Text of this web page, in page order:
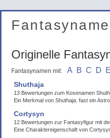
Originelle
Fantasynamen mit: A B C D E
Shuthaja
13 Bewertungen zum Kosenamen
Ein Merkmal von Shuthaja: fast ein
Cortysyn
12 Bewertungen zur Fantasyfigur mit
Eine Charaktereigenschaft von